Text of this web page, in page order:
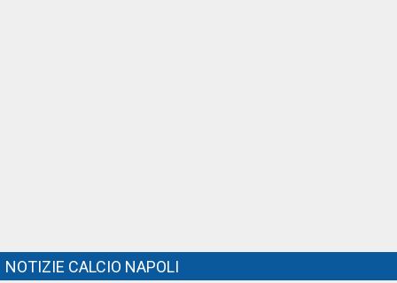
NOTIZIE CALCIO NAPOLI